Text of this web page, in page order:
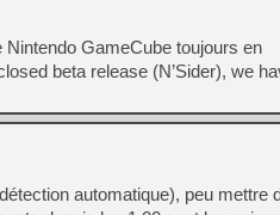
[Mo5] Brickboy cherche à
[GK] Minecraft et ses «
[GK] Beast of
[GK] Ubisoft : fin de partie
[GK] Mémoire cash -
[GK] Dan Houser (GTA)
[GK] Comment EA Sports
[GK] Crimson Moon : un
[GK] Isle of Reveries : le
[GK] Moonlighter 2 : The
[GK] Capcom relance
GameCube toujours en
beta release (N’Sider), we
automatique), peu mettre